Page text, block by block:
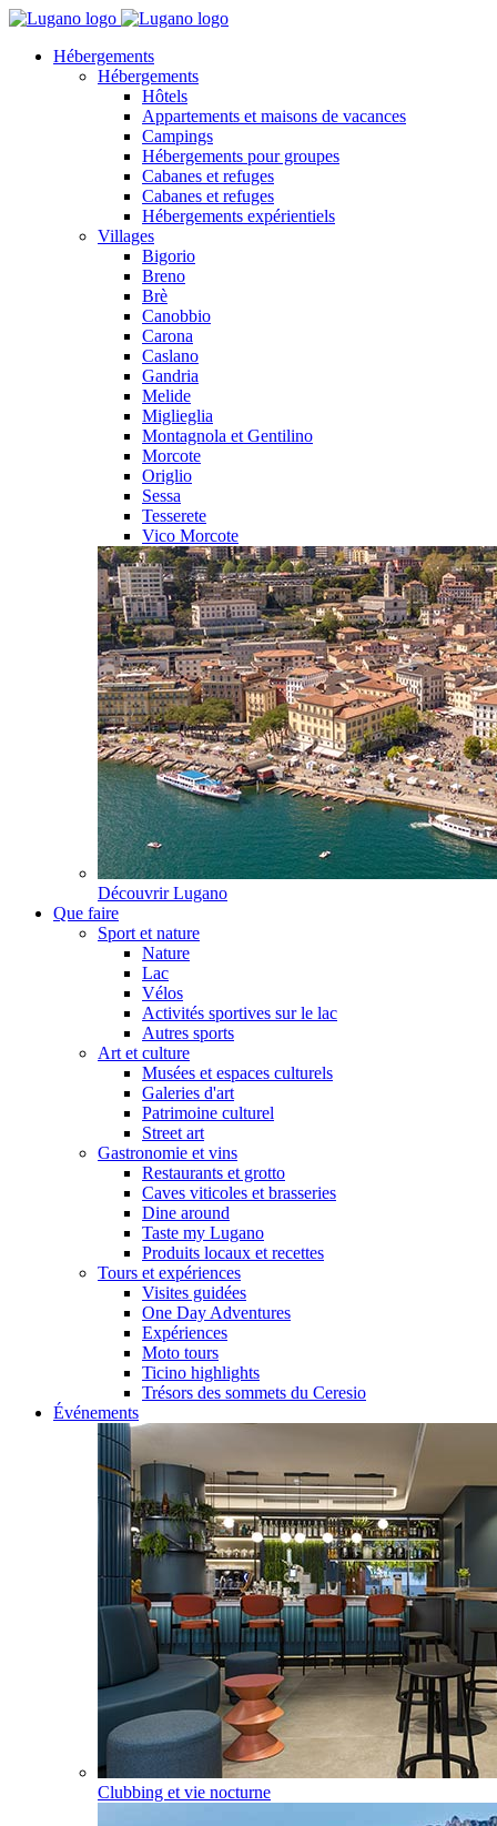
Hébergements
Hébergements
Hôtels
Appartements et maisons de vacances
Campings
Hébergements pour groupes
Cabanes et refuges
Cabanes et refuges
Hébergements expérientiels
Villages
Bigorio
Breno
Brè
Canobbio
Carona
Caslano
Gandria
Melide
Miglieglia
Montagnola et Gentilino
Morcote
Origlio
Sessa
Tesserete
Vico Morcote
Découvrir Lugano
Que faire
Sport et nature
Nature
Lac
Vélos
Activités sportives sur le lac
Autres sports
Art et culture
Musées et espaces culturels
Galeries d'art
Patrimoine culturel
Street art
Gastronomie et vins
Restaurants et grotto
Caves viticoles et brasseries
Dine around
Taste my Lugano
Produits locaux et recettes
Tours et expériences
Visites guidées
One Day Adventures
Expériences
Moto tours
Ticino highlights
Trésors des sommets du Ceresio
Événements
Clubbing et vie nocturne